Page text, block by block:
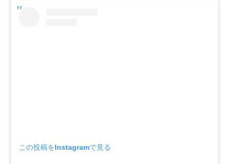
この投稿をInstagramで見る